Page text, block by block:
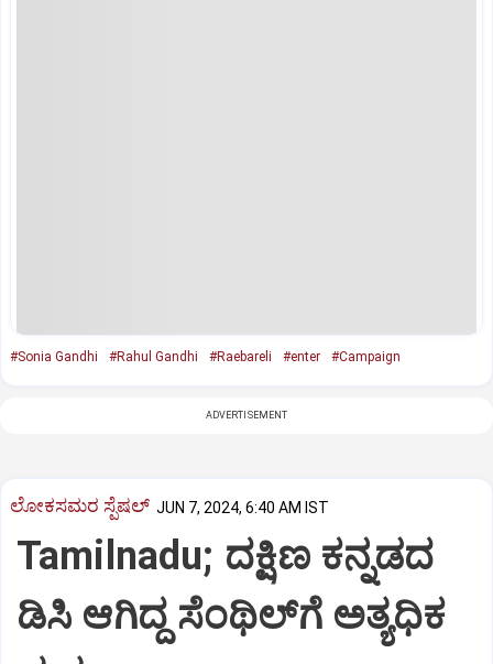
#Sonia Gandhi #Rahul Gandhi #Raebareli #enter #Campaign
ADVERTISEMENT
ಲೋಕಸಮರ ಸ್ಪೆಷಲ್‌ JUN 7, 2024, 6:40 AM IST
Tamilnadu; ದಕ್ಷಿಣ ಕನ್ನಡದ
ಡಿಸಿ ಆಗಿದ್ದ ಸೆಂಥಿಲ್‌ಗೆ ಅತ್ಯಧಿಕ